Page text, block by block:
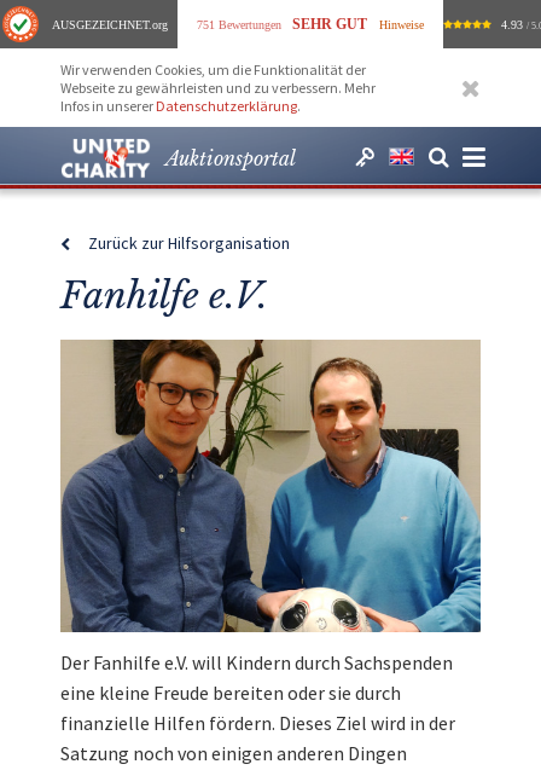
AUSGEZEICHNET.org 751 Bewertungen SEHR GUT Hinweise 4.93 /
Wir verwenden Cookies, um die Funktionalität der
Webseite zu gewährleisten und zu verbessern. Mehr
Infos in unserer Datenschutzerklärung.
Auktionsportal
Zurück zur Hilfsorganisation
Fanhilfe e.V.
Der Fanhilfe e.V. will Kindern durch Sachspenden
eine kleine Freude bereiten oder sie durch
finanzielle Hilfen fördern. Dieses Ziel wird in der
Satzung noch von einigen anderen Dingen